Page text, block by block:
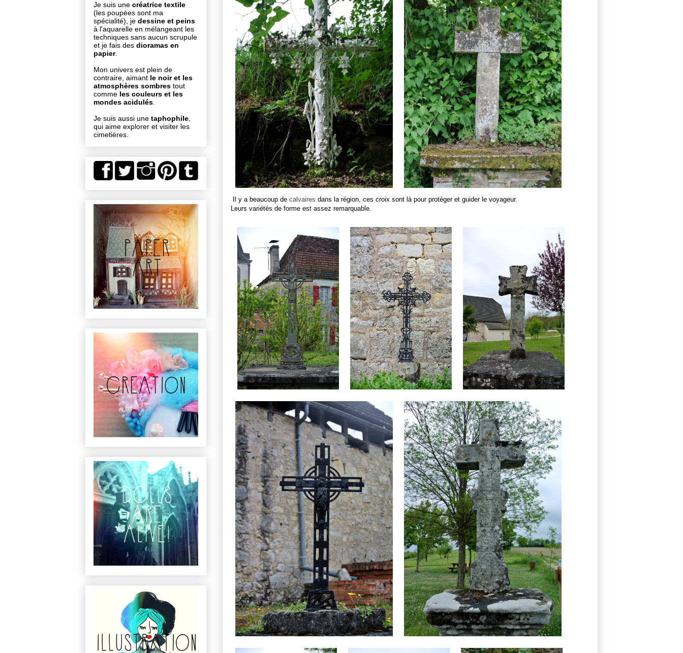
Il y a beaucoup de calvaires dans la région, ces croix sont là pour protéger et guider le voyageur.
Leurs variétés de forme est assez remarquable.
Je suis une créatrice textile
(les poupées sont ma
spécialité), je dessine et peins
à l'aquarelle en mélangeant les
techniques sans aucun scrupule
et je fais des dioramas en
papier.
Mon univers est plein de
contraire, aimant le noir et les
atmosphères sombres tout
comme les couleurs et les
mondes acidulés
Je suis aussi une taphophile
qui aime explorer et visiter les
cimetières.